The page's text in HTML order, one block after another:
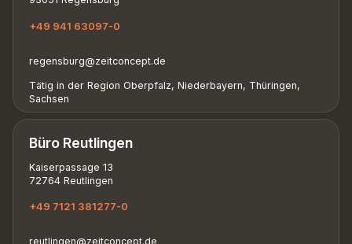
+49 941 63097-0
regensburg@zeitconcept.de
Tätig in der Region Oberpfalz, Niederbayern, Thüringen,
Sachsen
Büro Reutlingen
Kaiserpassage 13
72764 Reutlingen
+49 7121 381277-0
reutlingen@zeitconcept.de